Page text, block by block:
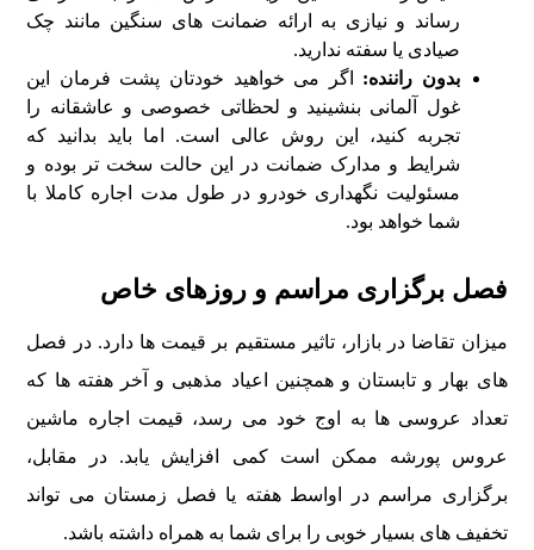
رساند و نیازی به ارائه ضمانت های سنگین مانند چک
صیادی یا سفته ندارید.
بدون راننده: اگر می خواهید خودتان پشت فرمان این
غول آلمانی بنشینید و لحظاتی خصوصی و عاشقانه را
تجربه کنید، این روش عالی است. اما باید بدانید که
شرایط و مدارک ضمانت در این حالت سخت تر بوده و
مسئولیت نگهداری خودرو در طول مدت اجاره کاملا با
شما خواهد بود.
فصل برگزاری مراسم و روزهای خاص
میزان تقاضا در بازار، تاثیر مستقیم بر قیمت ها دارد. در فصل
های بهار و تابستان و همچنین اعیاد مذهبی و آخر هفته ها که
تعداد عروسی ها به اوج خود می رسد، قیمت اجاره ماشین
عروس پورشه ممکن است کمی افزایش یابد. در مقابل،
برگزاری مراسم در اواسط هفته یا فصل زمستان می تواند
تخفیف های بسیار خوبی را برای شما به همراه داشته باشد.